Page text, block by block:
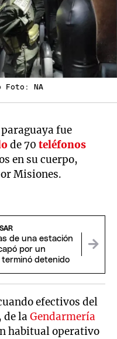
Foto: NA
fue
de 70 teléfonos
en su cuerpo,
Misiones.
de una estación
por un
detenido
efectivos del
de la Gendarmería
habitual operativo